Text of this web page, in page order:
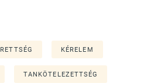
KÉRELEM
TANKÖTELEZETTSÉG